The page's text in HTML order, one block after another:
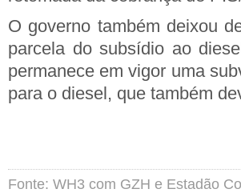
O governo também deixou
parcela do subsídio ao
permanece em vigor uma
para o diesel, que também
Fonte: WH3 com GZH e Estadão